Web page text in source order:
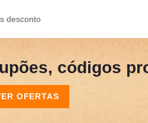
desconto
códigos
OFERTAS